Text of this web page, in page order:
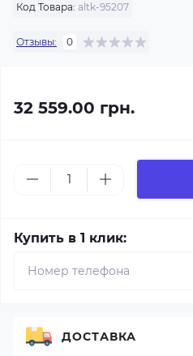
Код Товара: altk-95207
Отзывы: 0
32 559.00 грн.
Купить в 1 клик:
ДОСТАВКА